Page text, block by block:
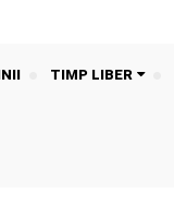
TIMP LIBER